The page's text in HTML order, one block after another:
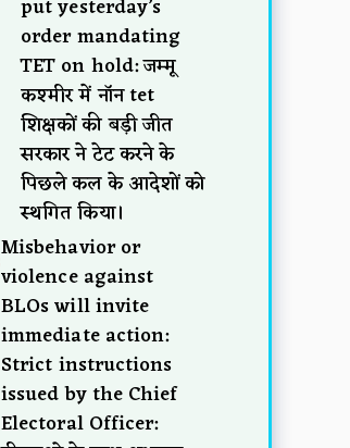
put yesterday’s
order mandating
TET on hold: जम्मू
कश्मीर में नॉन tet
शिक्षकों की बड़ी जीत
सरकार ने टेट करने के
पिछले कल के आदेशों को
स्थगित किया।
Misbehavior or
violence against
BLOs will invite
immediate action:
Strict instructions
issued by the Chief
Electoral Officer: